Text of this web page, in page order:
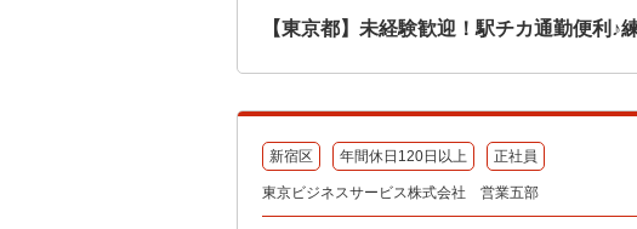
【東京都】未経験歓迎！駅チカ通勤便利♪
新宿区 年間休日120日以上 正社員
東京ビジネスサービス株式会社 営業五部